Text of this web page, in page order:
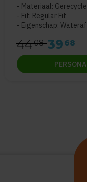
Materiaal:
Fit: Regular Fit
Eigenschap:
4408 39 68